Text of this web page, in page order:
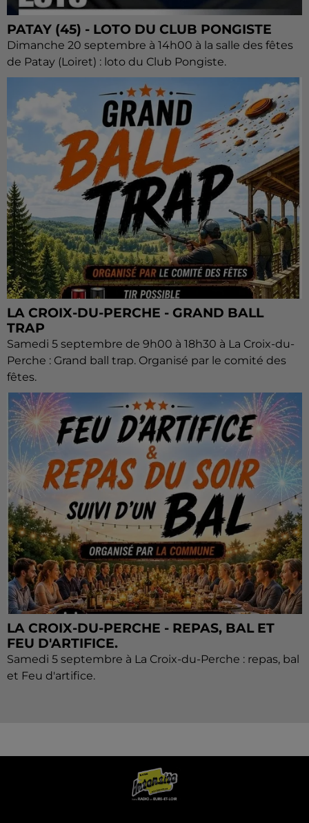
PATAY (45) - LOTO DU CLUB PONGISTE
Dimanche 20 septembre à 14h00 à la salle des fêtes
de Patay (Loiret) : loto du Club Pongiste.
LA CROIX-DU-PERCHE - GRAND BALL
TRAP
Samedi 5 septembre de 9h00 à 18h30 à La Croix-du-
Perche : Grand ball trap. Organisé par le comité des
fêtes.
LA CROIX-DU-PERCHE - REPAS, BAL ET
FEU D'ARTIFICE.
Samedi 5 septembre à La Croix-du-Perche : repas, bal
et Feu d'artifice.